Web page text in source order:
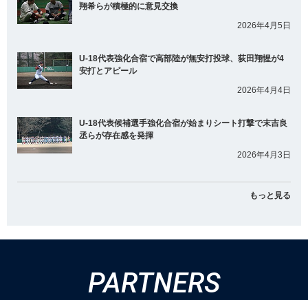
翔希らが積極的に意見交換
2026年4月5日
U-18代表強化合宿で高部陸が無安打投球、荻田翔惺が4
安打とアピール
2026年4月4日
U-18代表候補選手強化合宿が始まりシート打撃で末吉良
丞らが存在感を発揮
2026年4月3日
もっと見る
PARTNERS